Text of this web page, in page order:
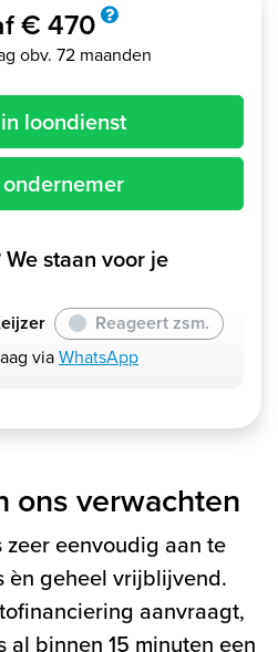
€ 470
obv. 72 maanden
loondienst
We staan voor je
Reageert zsm.
viaWhatsApp
ons verwachten
eenvoudig aan te
èn geheel vrijblijvend.
aanvraagt,
al binnen 15 minuten een